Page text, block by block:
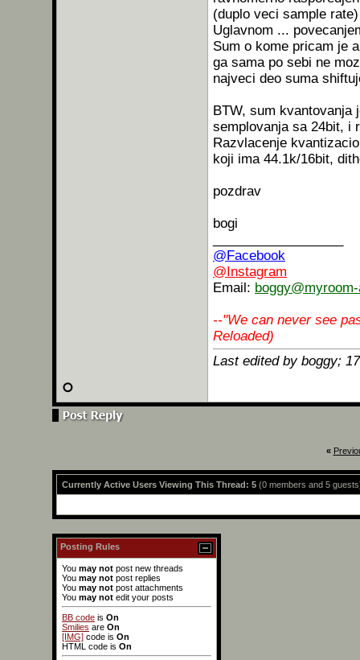
(duplo veci sample
Uglavnom ...
Sum o kome pricam je
ga sama po sebi ne
najveci deo suma
BTW, sum kvantovanja
semplovanja sa 24bit, i
Razvlacenje
koji ima 44.1k/16bit,
pozdrav
bogi
@Facebook
@Instagram
Email:
--"We can never see
Reloaded)
Last edited by boggy;
«
Currently Active Users Viewing This Thread: 5 (0 members and 5
Posting Rules
You may not post new threads
You may not post replies
You may not post attachments
You may not edit your posts
BB code is On
Smilies are On
[IMG] code is On
HTML code is On